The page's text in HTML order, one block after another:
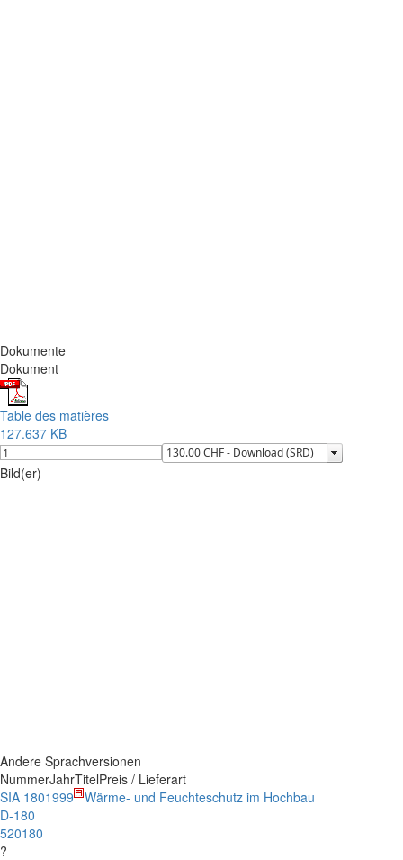
Dokumente
Dokument
Table des matières
127.637 KB
Bild(er)
Andere Sprachversionen
NummerJahrTitelPreis / Lieferart
SIA 180
D-180
520180
?
1999 Wärme- und Feuchteschutz im Hochbau